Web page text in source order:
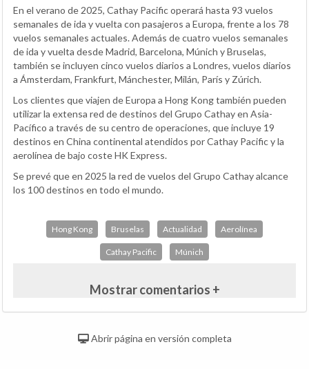
En el verano de 2025, Cathay Pacific operará hasta 93 vuelos
semanales de ida y vuelta con pasajeros a Europa, frente a los 78
vuelos semanales actuales. Además de cuatro vuelos semanales
de ida y vuelta desde Madrid, Barcelona, Múnich y Bruselas,
también se incluyen cinco vuelos diarios a Londres, vuelos diarios
a Ámsterdam, Frankfurt, Mánchester, Milán, París y Zúrich.
Los clientes que viajen de Europa a Hong Kong también pueden
utilizar la extensa red de destinos del Grupo Cathay en Asia-
Pacífico a través de su centro de operaciones, que incluye 19
destinos en China continental atendidos por Cathay Pacific y la
aerolínea de bajo coste HK Express.
Se prevé que en 2025 la red de vuelos del Grupo Cathay alcance
los 100 destinos en todo el mundo.
Hong Kong Bruselas Actualidad Aerolínea
Cathay Pacific Múnich
Mostrar comentarios +
Abrir página en versión completa